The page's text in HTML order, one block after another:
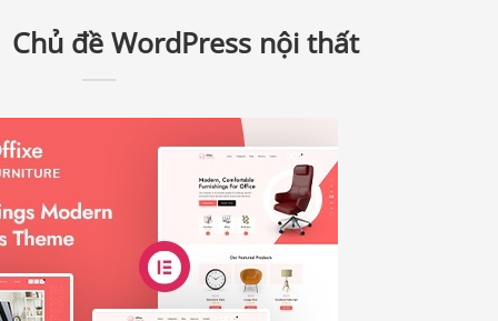
đề WordPress nội thất